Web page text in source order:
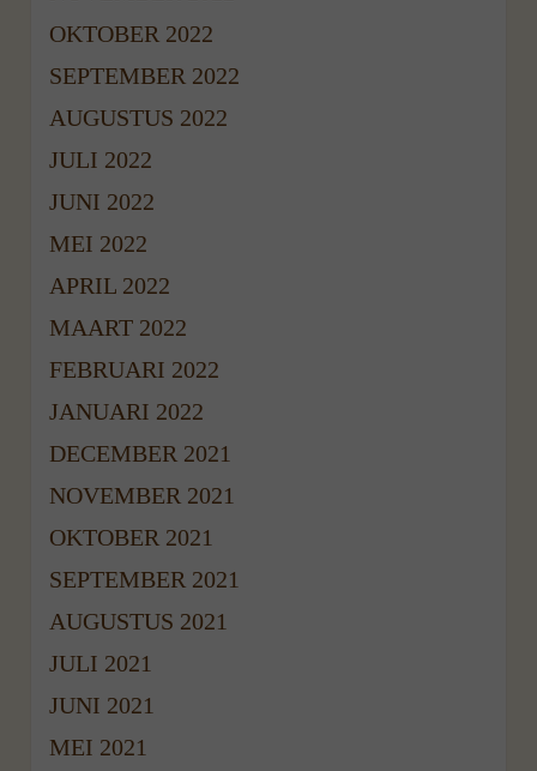
OKTOBER 2022
SEPTEMBER 2022
AUGUSTUS 2022
JULI 2022
JUNI 2022
MEI 2022
APRIL 2022
MAART 2022
FEBRUARI 2022
JANUARI 2022
DECEMBER 2021
NOVEMBER 2021
OKTOBER 2021
SEPTEMBER 2021
AUGUSTUS 2021
JULI 2021
JUNI 2021
MEI 2021